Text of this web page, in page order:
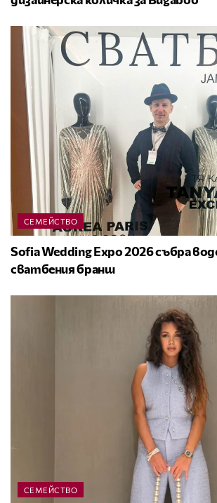
СЕМЕЙСТВО
Sofia Wedding Expo 2026 събра
сватбения бранш
СЕМЕЙСТВО